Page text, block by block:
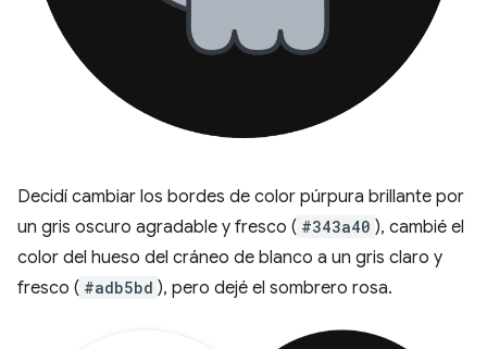
Decidí cambiar los bordes de color púrpura brillante por
un gris oscuro agradable y fresco ( #343a40 ), cambié el
color del hueso del cráneo de blanco a un gris claro y
fresco ( #adb5bd ), pero dejé el sombrero rosa.